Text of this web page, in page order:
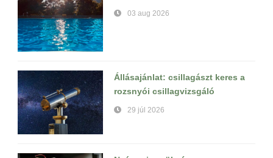
03 aug 2026
Állásajánlat: csillagászt keres a
rozsnyói csillagvizsgáló
29 júl 2026